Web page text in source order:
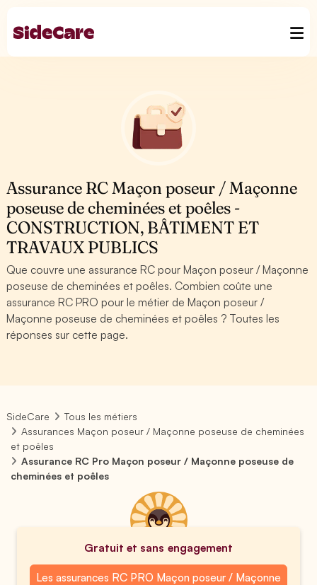
Assurance RC Maçon poseur / Maçonne
poseuse de cheminées et poêles -
CONSTRUCTION, BÂTIMENT ET
TRAVAUX PUBLICS
Que couvre une assurance RC pour Maçon poseur / Maçonne
poseuse de cheminées et poêles. Combien coûte une
assurance RC PRO pour le métier de Maçon poseur /
Maçonne poseuse de cheminées et poêles ? Toutes les
réponses sur cette page.
SideCare
Tous les métiers
Assurances Maçon poseur / Maçonne poseuse de cheminées
et poêles
Assurance RC Pro Maçon poseur / Maçonne poseuse de
cheminées et poêles
Gratuit et sans engagement
Les assurances RC PRO Maçon poseur / Maçonne